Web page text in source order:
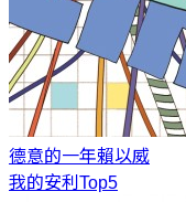
德意的一年賴以威
我的安利Top5